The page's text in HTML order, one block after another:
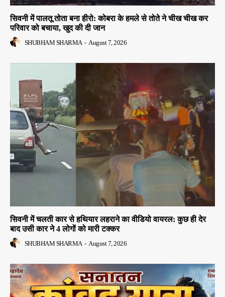
सिवनी में पालतू तोता बना हीरो: कोबरा के हमले से तोते ने चीख चीख कर
परिवार को बचाया, खुद की दी जान
SHUBHAM SHARMA - August 7, 2026
सिवनी में चलती कार से हथियार लहराने का वीडियो वायरल: कुछ ही देर
बाद उसी कार ने 4 लोगों को मारी टक्कर
SHUBHAM SHARMA - August 7, 2026